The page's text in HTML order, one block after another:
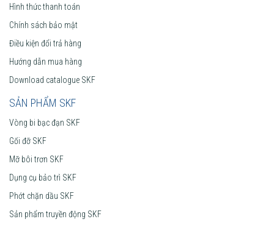
Hình thức thanh toán
Chính sách bảo mật
Điều kiện đổi trả hàng
Hướng dẫn mua hàng
Download catalogue SKF
SẢN PHẨM SKF
Vòng bi bạc đạn SKF
Gối đỡ SKF
Mỡ bôi trơn SKF
Dụng cụ bảo trì SKF
Phớt chặn dầu SKF
Sản phẩm truyền động SKF